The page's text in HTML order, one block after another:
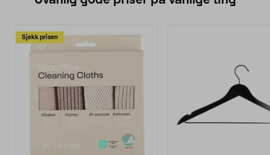
Sjekk prisen